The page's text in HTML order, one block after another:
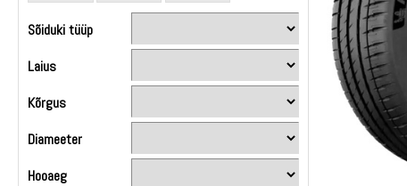
Sõiduki tüüp
Laius
Kõrgus
Diameeter
Hooaeg